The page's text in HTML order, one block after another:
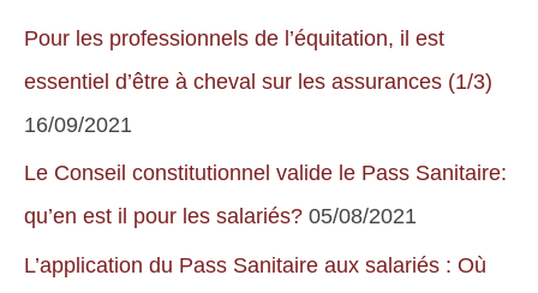
Pour les professionnels de l’équitation, il est
essentiel d’être à cheval sur les assurances (1/3)
16/09/2021
Le Conseil constitutionnel valide le Pass Sanitaire:
qu’en est il pour les salariés? 05/08/2021
L’application du Pass Sanitaire aux salariés : Où